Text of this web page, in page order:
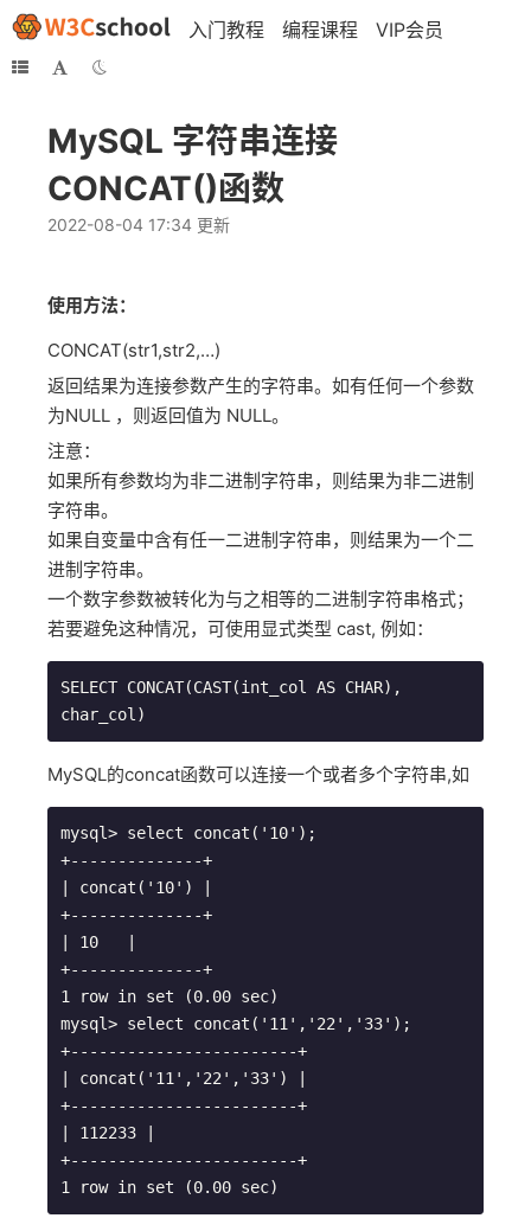
入门教程 编程课程 VIP会员
MySQL 字符串连接
CONCAT()函数
2022-08-04 17:34 更新
使用方法：
CONCAT(str1,str2,…)
返回结果为连接参数产生的字符串。如有任何一个参数
为NULL ，则返回值为 NULL。
注意：
如果所有参数均为非二进制字符串，则结果为非二进制
字符串。
如果自变量中含有任一二进制字符串，则结果为一个二
进制字符串。
一个数字参数被转化为与之相等的二进制字符串格式；
若要避免这种情况，可使用显式类型 cast, 例如：
SELECT CONCAT(CAST(int_col AS CHAR),
char_col)
MySQL的concat函数可以连接一个或者多个字符串,如
mysql> select concat('10');
+--------------+
| concat('10') |
+--------------+
| 10   |
+--------------+
1 row in set (0.00 sec)
mysql> select concat('11','22','33');
+------------------------+
| concat('11','22','33') |
+------------------------+
| 112233 |
+------------------------+
1 row in set (0.00 sec)